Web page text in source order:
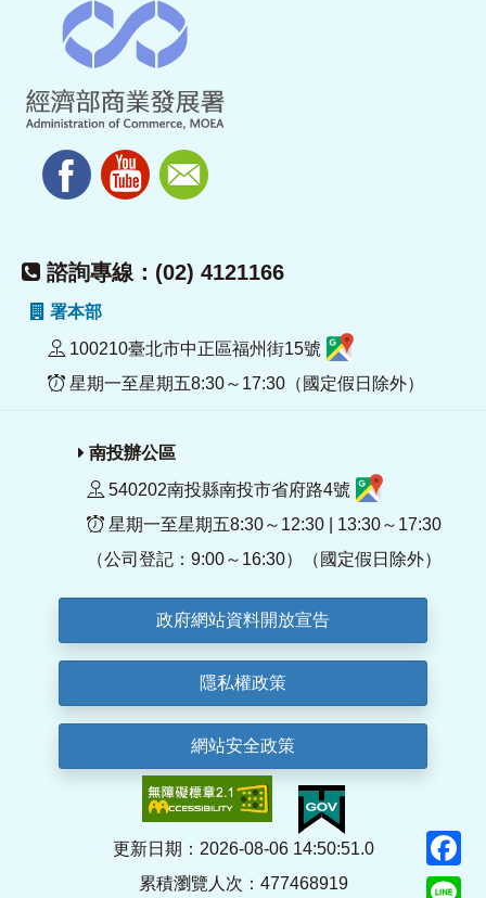
諮詢專線：(02) 4121166
署本部
100210臺北市中正區福州街15號
星期一至星期五8:30～17:30（國定假日除外）
南投辦公區
540202南投縣南投市省府路4號
星期一至星期五8:30～12:30 | 13:30～17:30
（公司登記：9:00～16:30）（國定假日除外）
政府網站資料開放宣告
隱私權政策
網站安全政策
更新日期：2026-08-06 14:50:51.0
累積瀏覽人次：477468919